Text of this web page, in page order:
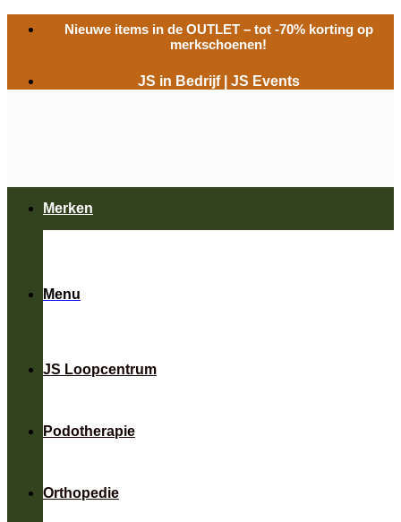
naar
Nieuwe items in de OUTLET– tot -70% korting op
merkschoenen!
JS in Bedrijf JS Events
Menu
JS Loopcentrum
Podotherapie
Orthopedie
Merken